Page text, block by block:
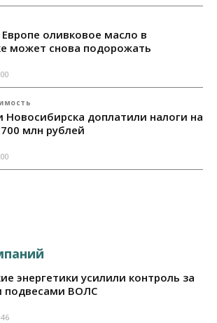
оливковое масло в
может снова подорожать
Новосибирска доплатили налоги на
млн рублей
энергетики усилили контроль за
подвесами ВОЛС